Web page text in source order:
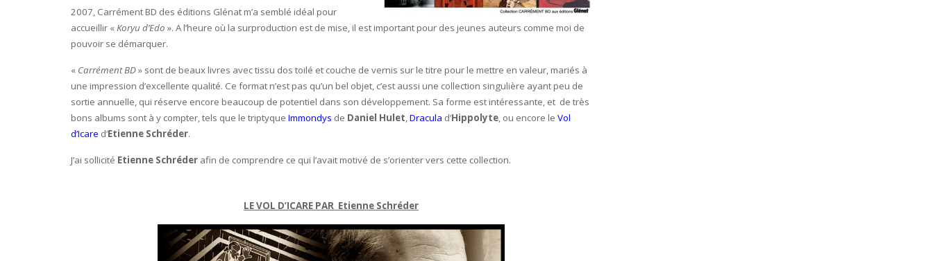
2007, Carrément BD des éditions Glénat m’a semblé idéal pour
accueillir «Koryu d’Edo ». A l’heure où la surproduction est de mise, il est important pour des jeunes auteurs comme moi de
pouvoir se démarquer.
« Carrément BD» sont de beaux livres avec tissu dos toilé et couche de vernis sur le titre pour le mettre en valeur, mariés à
une impression d’excellente qualité. Ce format n’est pas qu’un bel objet, c’est aussi une collection singulière ayant peu de
sortie annuelle, qui réserve encore beaucoup de potentiel dans son développement. Sa forme est intéressante, et de très
bons albums sont à y compter, tels que le triptyque Immondys de Daniel Hulet,Dracula d’Hippolyte, ou encore le Vol
d’Icare d’Etienne Schréder.
J’ai sollicité Etienne Schréder afin de comprendre ce qui l’avait motivé de s’orienter vers cette collection.
LE VOL D’ICARE PAR Etienne Schréder